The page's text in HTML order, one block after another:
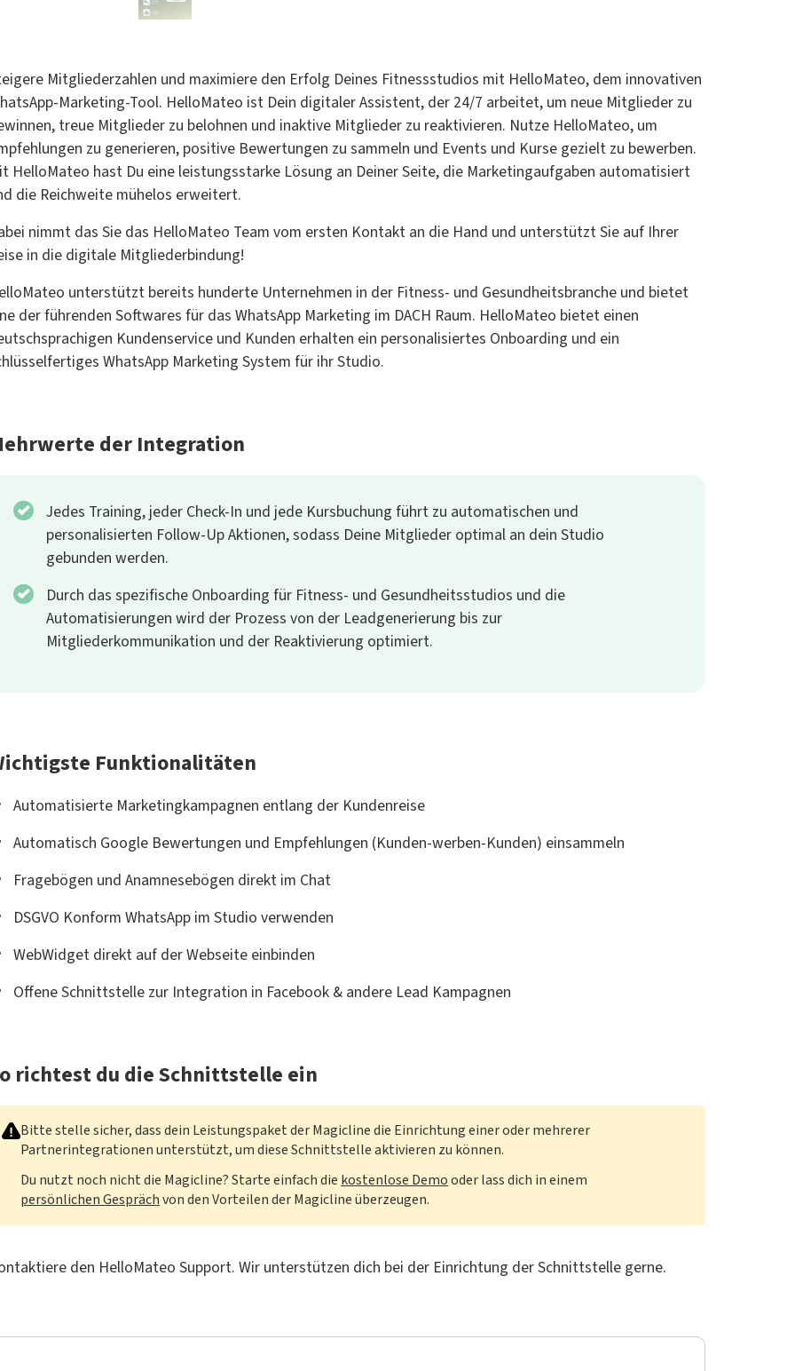
Mitgliederzahlen und maximiere den Erfolg Deines Fitnessstudios mit HelloMateo, dem innovativen
Marketing-Tool. HelloMateo ist Dein digitaler Assistent, der 24/7 arbeitet, um neue Mitglieder zu
treue Mitglieder zu belohnen und inaktive Mitglieder zu reaktivieren. Nutze HelloMateo, um
zu generieren, positive Bewertungen zu sammeln und Events und Kurse gezielt zu bewerben.
HelloMateo hast Du eine leistungsstarke Lösung an Deiner Seite, die Marketingaufgaben automatisiert
die Reichweite mühelos erweitert.
nimmt das Sie das HelloMateo Team vom ersten Kontakt an die Hand und unterstützt Sie auf Ihrer
in die digitale Mitgliederbindung!
unterstützt bereits hunderte Unternehmen in der Fitness- und Gesundheitsbranche und bietet
der führenden Softwares für das WhatsApp Marketing im DACH Raum. HelloMateo bietet einen
Kundenservice und Kunden erhalten ein personalisiertes Onboarding und ein
WhatsApp Marketing System für ihr Studio.
der Integration
Jedes Training, jeder Check-In und jede Kursbuchung führt zu automatischen und
personalisierten Follow-Up Aktionen, sodass Deine Mitglieder optimal an dein Studio
gebunden werden.
Durch das spezifische Onboarding für Fitness- und Gesundheitsstudios und die
Automatisierungen wird der Prozess von der Leadgenerierung bis zur
Mitgliederkommunikation und der Reaktivierung optimiert.
Funktionalitäten
Automatisierte Marketingkampagnen entlang der Kundenreise
Automatisch Google Bewertungen und Empfehlungen (Kunden-werben-Kunden) einsammeln
Fragebögen und Anamnesebögen direkt im Chat
DSGVO Konform WhatsApp im Studio verwenden
WebWidget direkt auf der Webseite einbinden
Offene Schnittstelle zur Integration in Facebook & andere Lead Kampagnen
richtest du die Schnittstelle ein
Bitte stelle sicher, dass dein Leistungspaket der Magicline die Einrichtung einer oder mehrerer
Partnerintegrationen unterstützt, um diese Schnittstelle aktivieren zu können.
Du nutzt noch nicht die Magicline? Starte einfach die kostenlose Demooder lass dich in einem
persönlichen Gesprächvon den Vorteilen der Magicline überzeugen.
den HelloMateo Support. Wir unterstützen dich bei der Einrichtung der Schnittstelle gerne.